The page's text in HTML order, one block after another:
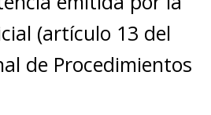
(artículo 13 del
de Procedimientos